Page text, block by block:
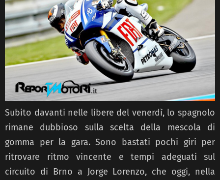
Subito davanti nelle libere del venerdì, lo spagnolo
rimane dubbioso sulla scelta della mescola di
gomma per la gara. Sono bastati pochi giri per
ritrovare ritmo vincente e tempi adeguati sul
circuito di Brno a Jorge Lorenzo, che oggi, nella